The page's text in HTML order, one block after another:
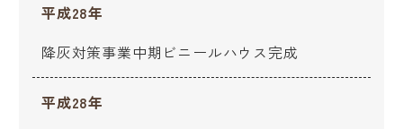
平成28年
降灰対策事業中期ビニールハウス完成
平成28年